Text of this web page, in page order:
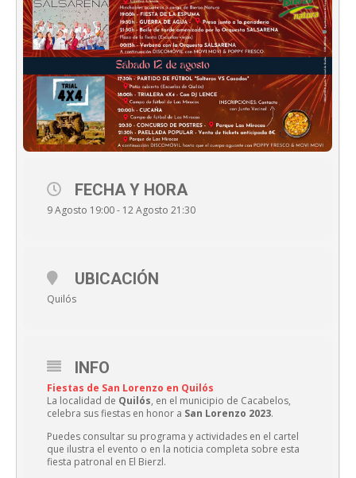
FECHA Y HORA
9 Agosto 19:00 - 12 Agosto 21:30
UBICACIÓN
Quilós
INFO
Fiestas de San Lorenzo en Quilós
La localidad de Quilós, en el municipio de Cacabelos,
celebra sus fiestas en honor a San Lorenzo 2023.
Puedes consultar su programa y actividades en el cartel
que ilustra el evento o en la noticia completa sobre esta
fiesta patronal en El Bierzl.